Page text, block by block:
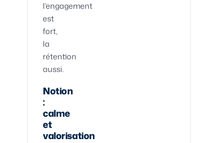
l’engagement
est
fort,
la
rétention
aussi.
Notion
:
calme
et
valorisation